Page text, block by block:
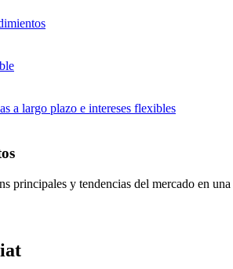
comercial, etc.
a largo plazo e intereses flexibles
principales y tendencias del mercado en una